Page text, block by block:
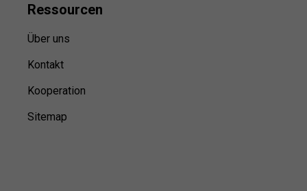
Ressourcen
Über uns
Kontakt
Kooperation
Sitemap